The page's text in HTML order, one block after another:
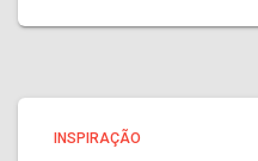
INSPIRAÇÃO